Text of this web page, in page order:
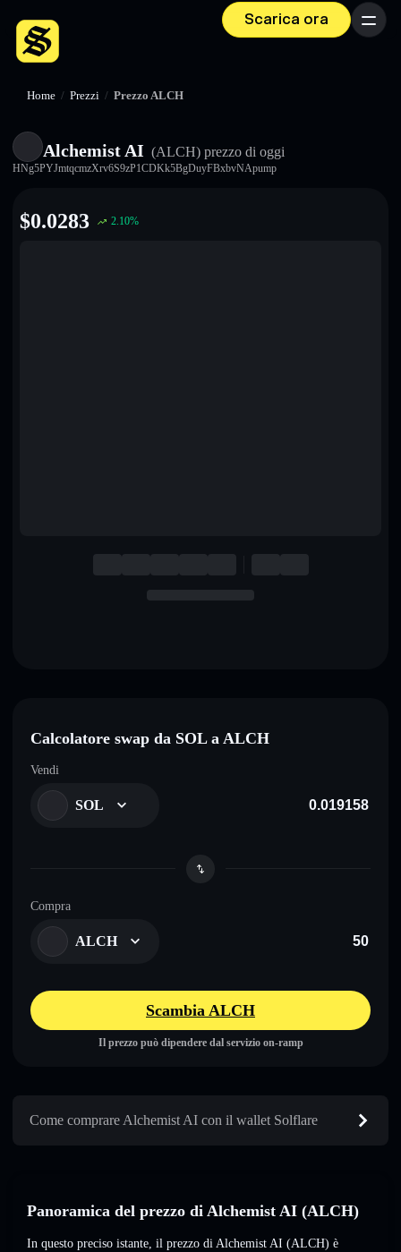
Scarica ora Menu
Home / Prezzi / Prezzo ALCH
Alchemist AI (ALCH) prezzo di oggi
HNg5PYJmtqcmzXrv6S9zP1CDKk5BgDuyFBxbvNApump
$0.0283 2.10%
Calcolatore swap da SOL a ALCH
Vendi
SOL
Compra
ALCH
Scambia ALCH
Il prezzo può dipendere dal servizio on-ramp
Come comprare Alchemist AI con il wallet Solflare
Panoramica del prezzo di Alchemist AI (ALCH)
In questo preciso istante, il prezzo di Alchemist AI (ALCH) è